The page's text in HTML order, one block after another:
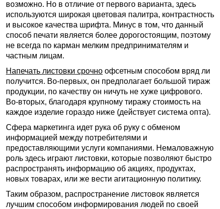
возможно. Но в отличие от первого варианта, здесь
используются широкая цветовая палитра, контрастность
и высокое качества шрифта. Минус в том, что данный
способ печати является более дорогостоящим, поэтому
не всегда по карман мелким предпринимателям и
частным лицам.
Напечать листовки срочно офсетным способом вряд ли
получится. Во-первых, он предполагает большой тираж
продукции, по качеству он ничуть не хуже цифрового.
Во-вторых, благодаря крупному тиражу стоимость на
каждое изделие гораздо ниже (действует система опта).
Сфера маркетинга идет рука об руку с обменом
информацией между потребителями и
предоставляющими услуги компаниями. Немаловажную
роль здесь играют листовки, которые позволяют быстро
распространять информацию об акциях, продуктах,
новых товарах, или же вести агитационную политику.
Таким образом, распространение листовок является
лучшим способом информирования людей по своей